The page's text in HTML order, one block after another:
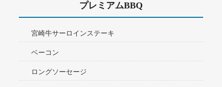
プレミアムBBQ
宮崎牛サーロインステーキ
ベーコン
ロングソーセージ